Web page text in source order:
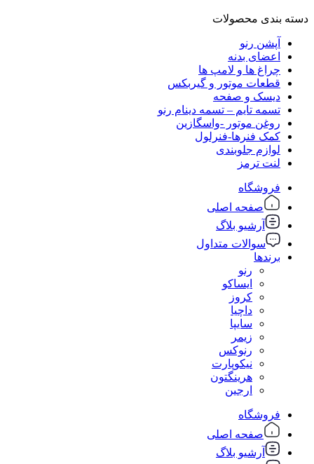
دسته‌ بندی محصولات
آپشن رنو
اعضای بدنه
چراغ ها و لامپ ها
قطعات موتور و گیربکس
دیسک و صفحه
تسمه تایم – تسمه دینام رنو
روغن موتور -واسگازین
کمک فنرها-فنرلول
لوازم جلوبندی
لنت ترمز
فروشگاه
صفحه اصلی
آرشیو بلاگ
سوالات متداول
برندها
رنو
ایساکو
کروز
داچیا
سایپا
زیمر
رنوکس
نیکوپارت
هرینگتون
ارجین
فروشگاه
صفحه اصلی
آرشیو بلاگ